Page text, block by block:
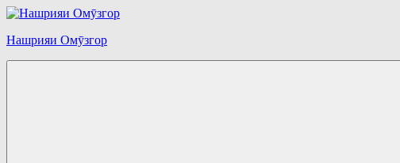
Перейти
содержимому
Нашрияи Омӯзгор